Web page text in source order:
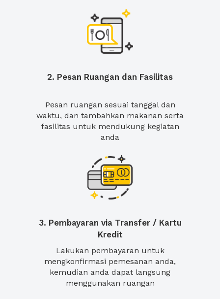
2. Pesan Ruangan dan Fasilitas
Pesan ruangan sesuai tanggal dan
waktu, dan tambahkan makanan serta
fasilitas untuk mendukung kegiatan
anda
3. Pembayaran via Transfer / Kartu
Kredit
Lakukan pembayaran untuk
mengkonfirmasi pemesanan anda,
kemudian anda dapat langsung
menggunakan ruangan